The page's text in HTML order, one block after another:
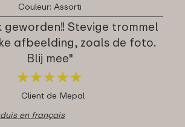
Couleur: Assorti
geworden!! Stevige trommel
afbeelding, zoals de foto.
Blij mee"
★★★★★
★★★★★
Client de Mepal
en français